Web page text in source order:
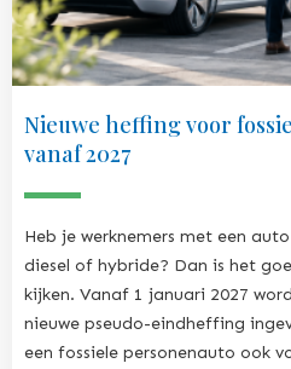
Nieuwe heffing voor
vanaf 2027
Heb je werknemers met een
diesel of hybride? Dan is het
kijken. Vanaf 1 januari 2027
nieuwe pseudo-eindheffing
een fossiele personenauto ook